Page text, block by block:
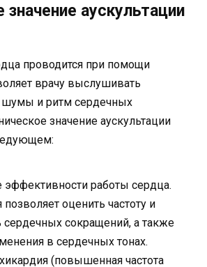
значение аускультации
проводится при помощи
врачу выслушивать
и ритм сердечных
значение аускультации
работы сердца.
позволяет оценить частоту и
сердечных сокращений, а также
в сердечных тонах.
(повышенная частота